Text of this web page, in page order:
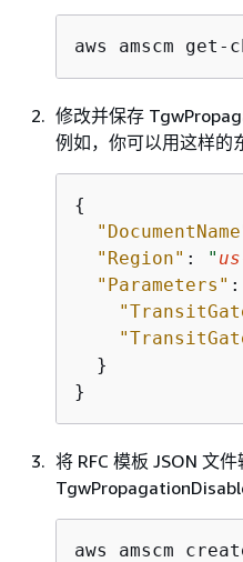
aws amscm
修改并保存
例如，你可以用这样的
{
"Region" : "
"Parameters" :
  }
}
将 RFC 模板 JSON 文
aws amscm